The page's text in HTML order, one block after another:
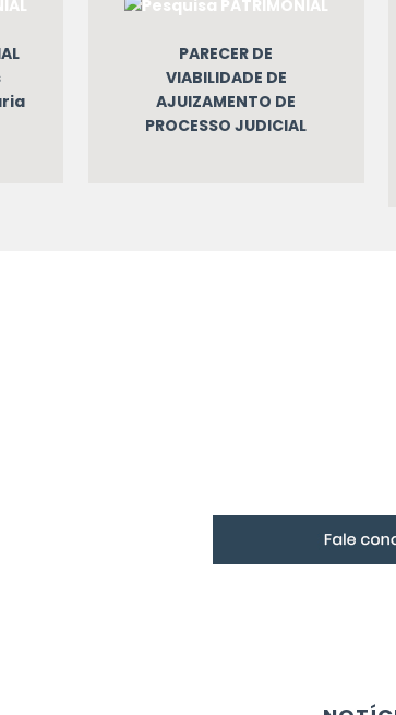
PARECER DE
VIABILIDADE DE
AJUIZAMENTO DE
PROCESSO JUDICIAL